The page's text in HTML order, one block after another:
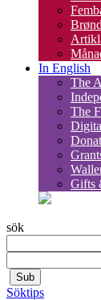
In English
The
The
Gifts
sök
Sub
Söktips